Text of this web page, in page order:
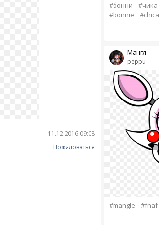
11.12.2016 09:08
Пожаловаться
#бонни #чика
#bonnie
#chica
peppu
Мангл
#mangle #fnaf